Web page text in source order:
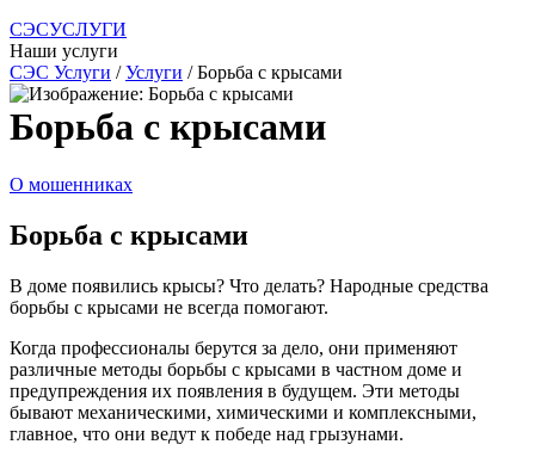
СЭСУСЛУГИ
Наши услуги
СЭС Услуги /Услуги / Борьба с крысами
Борьба с крысами
О мошенниках
Борьба с крысами
В доме появились крысы? Что делать? Народные средства
борьбы с крысами не всегда помогают.
Когда профессионалы берутся за дело, они применяют
различные методы борьбы с крысами в частном доме и
предупреждения их появления в будущем. Эти методы
бывают механическими, химическими и комплексными,
главное, что они ведут к победе над грызунами.